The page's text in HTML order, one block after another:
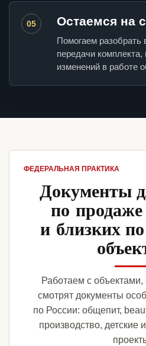
05 Остаемся на
Помогаем разобрать
передачи
изменений в работе
ФЕДЕРАЛЬНАЯ ПРАКТИКА
Документы
по
и близких
Работаем с
смотрят документы
по России: общепит,
производство, детские